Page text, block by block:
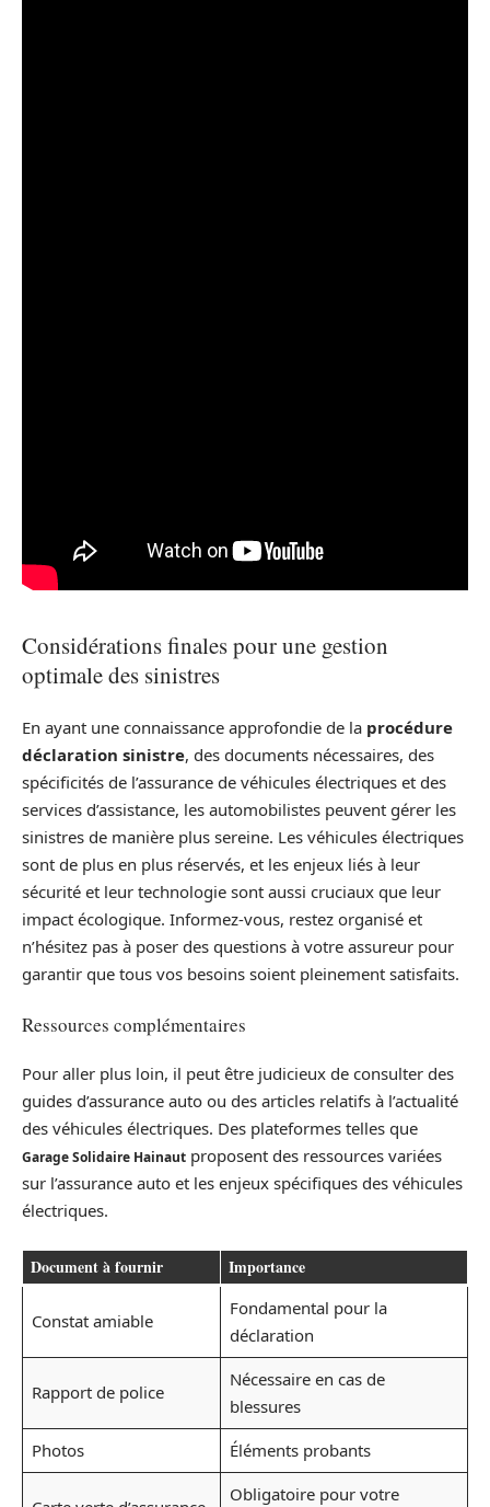
Considérations finales pour une gestion
optimale des sinistres
En ayant une connaissance approfondie de la procédure
déclaration sinistre, des documents nécessaires, des
spécificités de l’assurance de véhicules électriques et des
services d’assistance, les automobilistes peuvent gérer les
sinistres de manière plus sereine. Les véhicules électriques
sont de plus en plus réservés, et les enjeux liés à leur
sécurité et leur technologie sont aussi cruciaux que leur
impact écologique. Informez-vous, restez organisé et
n’hésitez pas à poser des questions à votre assureur pour
garantir que tous vos besoins soient pleinement satisfaits.
Ressources complémentaires
Pour aller plus loin, il peut être judicieux de consulter des
guides d’assurance auto ou des articles relatifs à l’actualité
des véhicules électriques. Des plateformes telles que
Garage Solidaire Hainaut proposent des ressources variées
sur l’assurance auto et les enjeux spécifiques des véhicules
électriques.
Document à fournir Importance
Constat amiable
Fondamental pour la
déclaration
Rapport de police
Nécessaire en cas de
blessures
Photos
Éléments probants
Obligatoire pour votre